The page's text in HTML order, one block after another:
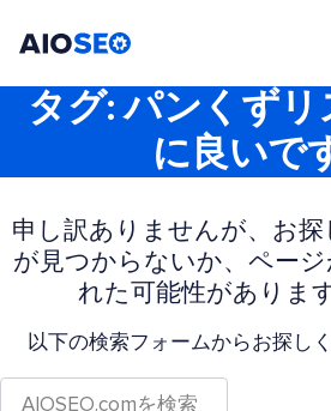
タグ:パンくずリ
に良いで
申し訳ありませんが、お探
が見つからないか、ページ
れた可能性があります
以下の検索フォームからお探しく